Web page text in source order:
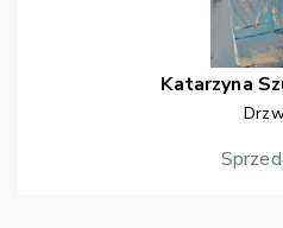
Katarzyna